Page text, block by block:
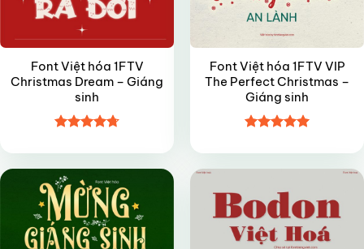
Font Việt hóa 1FTV
Christmas Dream – Giáng
sinh
hạng4.75
sao
Font Việt hóa 1FTV VIP
The Perfect Christmas –
Giáng sinh
hạng55
sao